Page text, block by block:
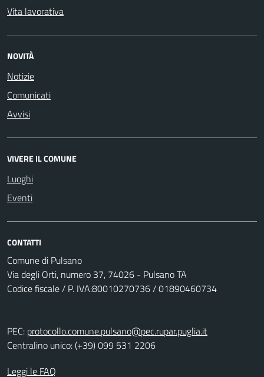
Vita lavorativa
NOVITÀ
Notizie
Comunicati
Avvisi
VIVERE IL COMUNE
Luoghi
Eventi
CONTATTI
Comune di Pulsano
Via degli Orti, numero 37, 74026 - Pulsano TA
Codice fiscale / P. IVA:80010270736 / 01890460734
PEC: protocollo.comune.pulsano@pec.rupar.puglia.it
Centralino unico: (+39) 099 531 2206
Leggi le FAQ